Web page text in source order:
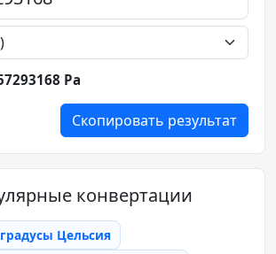
Pa
Скопировать результат
конвертации
Цельсия